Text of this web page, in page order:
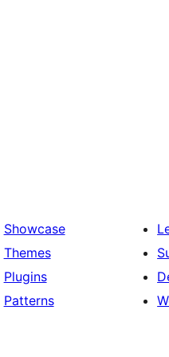
Showcase
Themes
Plugins
Patterns